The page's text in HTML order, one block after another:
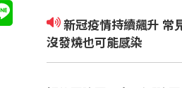
新冠疫情持續飆升 常見八大症狀
沒發燒也可能感染